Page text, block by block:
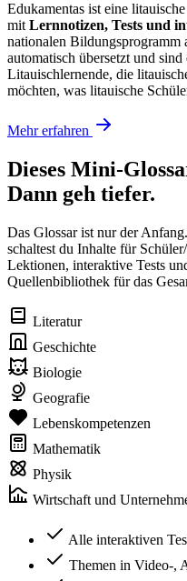
Edukamentas ist eine
mit Lernnotizen, Tests und
nationalen Bildungsprogramm
automatisch übersetzt und
Litauischlernende, die
möchten, was litauische
Mehr erfahren
Dieses Mini-
Dann geh tiefer.
Das Glossar ist nur der
schaltest du Inhalte für
Lektionen, interaktive Tests
Quellenbibliothek für das
Literatur
Geschichte
Biologie
Geografie
Lebenskompetenzen
Mathematik
Physik
Wirtschaft und
Alle interaktiven
Themen in Video-,